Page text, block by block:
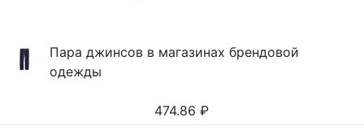
Пара джинсов в магазинах брендовой
одежды
474.86 ₽